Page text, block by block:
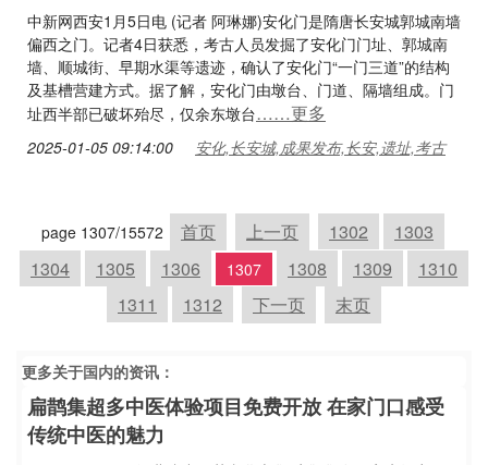
中新网西安1月5日电 (记者 阿琳娜)安化门是隋唐长安城郭城南墙
偏西之门。记者4日获悉，考古人员发掘了安化门门址、郭城南
墙、顺城街、早期水渠等遗迹，确认了安化门“一门三道”的结构
及基槽营建方式。据了解，安化门由墩台、门道、隔墙组成。门
址西半部已破坏殆尽，仅余东墩台……更多
2025-01-05 09:14:00 安化,长安城,成果发布,长安,遗址,考古
page 1307/15572 首页 上一页 1302
1303
1304
1305 1306 1307 1308 1309
1310
1311
1312 下一页 末页
更多关于国内的资讯：
扁鹊集超多中医体验项目免费开放 在家门口感受
传统中医的魅力